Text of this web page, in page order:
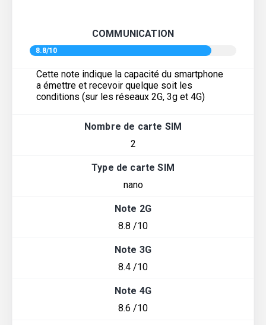
COMMUNICATION
8.8/10
Cette note indique la capacité du smartphone
a émettre et recevoir quelque soit les
conditions (sur les réseaux 2G, 3g et 4G)
Nombre de carte SIM
2
Type de carte SIM
nano
Note 2G
8.8 /10
Note 3G
8.4 /10
Note 4G
8.6 /10